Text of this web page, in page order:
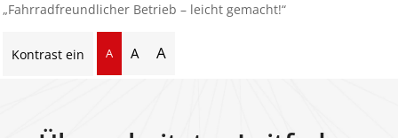
„Fahrradfreundlicher Betrieb – leicht gemacht!“
Kontrast ein A A A